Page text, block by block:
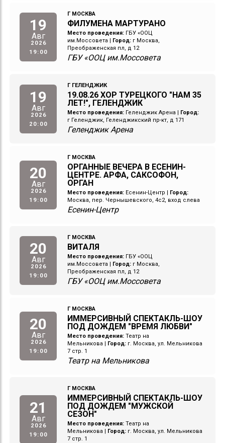
19
Авг
2026
19:00
Г МОСКВА
ФИЛУМЕНА МАРТУРАНО
Место проведения: ГБУ «ООЦ
им.Моссовета
Город: г Москва,
Преображенская пл, д 12
ГБУ «ООЦ им.Моссовета
19
Авг
2026
20:00
Г ГЕЛЕНДЖИК
19.08.26 ХОР ТУРЕЦКОГО "НАМ 35
ЛЕТ!", ГЕЛЕНДЖИК
Место проведения: Геленджик Арена
Город:
г Геленджик, Геленджикский пр-кт, д 171
Геленджик Арена
20
Авг
2026
19:00
Г МОСКВА
ОРГАННЫЕ ВЕЧЕРА В ЕСЕНИН-
ЦЕНТРЕ. АРФА, САКСОФОН,
ОРГАН
Место проведения: Есенин-Центр
Город:
Москва, пер. Чернышевского, 4с2, вход слева
Есенин-Центр
20
Авг
2026
19:00
Г МОСКВА
ВИТАЛЯ
Место проведения: ГБУ «ООЦ
им.Моссовета
Город: г Москва,
Преображенская пл, д 12
ГБУ «ООЦ им.Моссовета
20
Авг
2026
19:00
Г МОСКВА
ИММЕРСИВНЫЙ СПЕКТАКЛЬ-ШОУ
ПОД ДОЖДЕМ "ВРЕМЯ ЛЮБВИ"
Место проведения: Театр на
Мельникова
Город: г. Москва, ул. Мельникова
7 стр. 1
Театр на Мельникова
21
Авг
2026
19:00
Г МОСКВА
ИММЕРСИВНЫЙ СПЕКТАКЛЬ-ШОУ
ПОД ДОЖДЕМ "МУЖСКОЙ
СЕЗОН"
Место проведения: Театр на
Мельникова
Город: г. Москва, ул. Мельникова
7 стр. 1